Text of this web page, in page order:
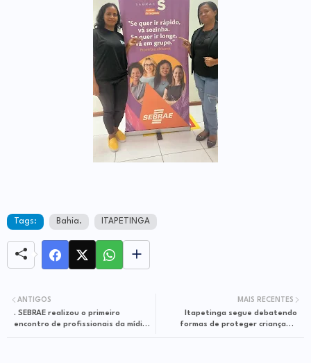
Tags: Bahia. ITAPETINGA
MAIS RECENTES
Itapetinga segue debatendo
formas de proteger crianças e
ANTIGOS
. SEBRAE realizou o primeiro
encontro de profissionais da mídia